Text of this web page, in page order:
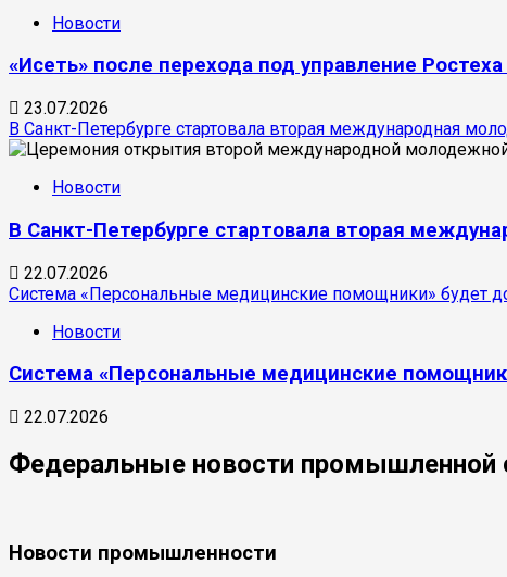
Новости
«Исеть» после перехода под управление
23.07.2026
В Санкт-Петербурге стартовала вторая международная
Новости
В Санкт-Петербурге стартовала вторая
22.07.2026
Система «Персональные медицинские помощники» будет
Новости
Система «Персональные медицинские
22.07.2026
Федеральные новости промышленной
Новости промышленности